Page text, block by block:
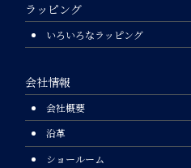
ラッピング
いろいろなラッピング
会社情報
会社概要
沿革
ショールーム